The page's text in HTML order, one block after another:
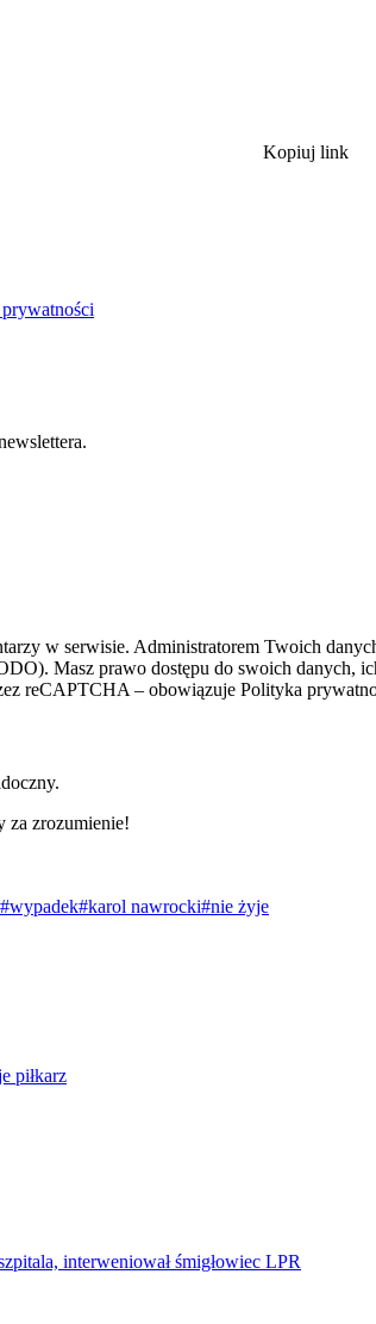
Kopiuj link
w serwisie. Administratorem Twoich
Masz prawo dostępu do swoich danych,
reCAPTCHA – obowiązuje Polityka
za zrozumienie!
#wypadek#karol nawrocki#nie żyje
piłkarz
interweniował śmigłowiec LPR